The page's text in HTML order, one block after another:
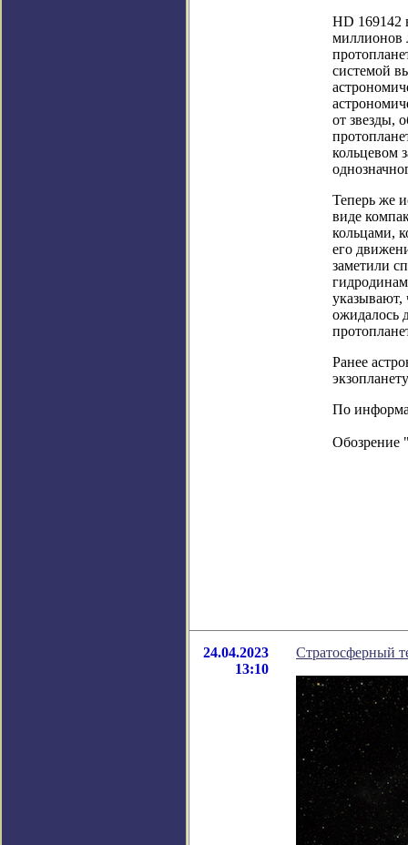
HD 169142
миллионов
системой
от звезды,
кольцевом
Теперь же
виде
кольцами,
его
заметили
указывают,
ожидалось
Ранее
По
Обозрение
24.04.2023
13:10
Стратосферный